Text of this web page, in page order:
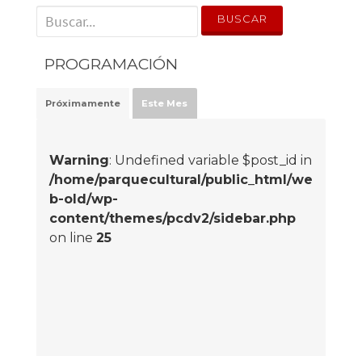
' . __('Search for:') . '
PROGRAMACIÓN
Próximamente Este Mes
Warning: Undefined variable $post_id in
/home/parquecultural/public_html/we
b-old/wp-
content/themes/pcdv2/sidebar.php
on line 25